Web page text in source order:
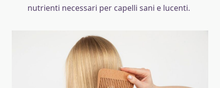
nutrienti necessari per capelli sani e lucenti.